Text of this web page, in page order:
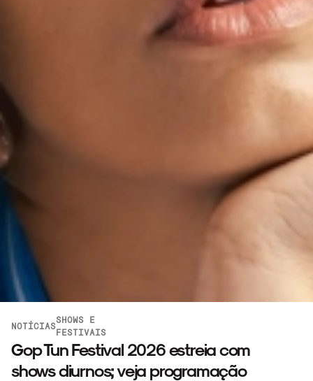
NOTÍCIAS
SHOWS E
FESTIVAIS
Gop Tun Festival 2026 estreia com
shows diurnos; veja programação